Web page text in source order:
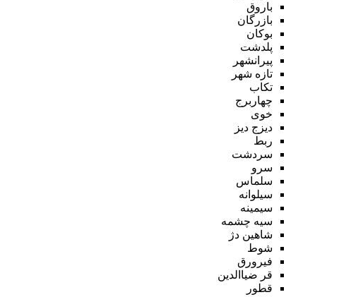
باروق
بازرگان
بوکان
پلدشت
پیرانشهر
تازه شهر
تکاب
چهاربرج
خوی
دیزج دیز
ربط
سردشت
سرو
سلماس
سیلوانه
سیمینه
سیه چشمه
شاهین دژ
شوط
فیرورق
قر ضیاالدین
قطور